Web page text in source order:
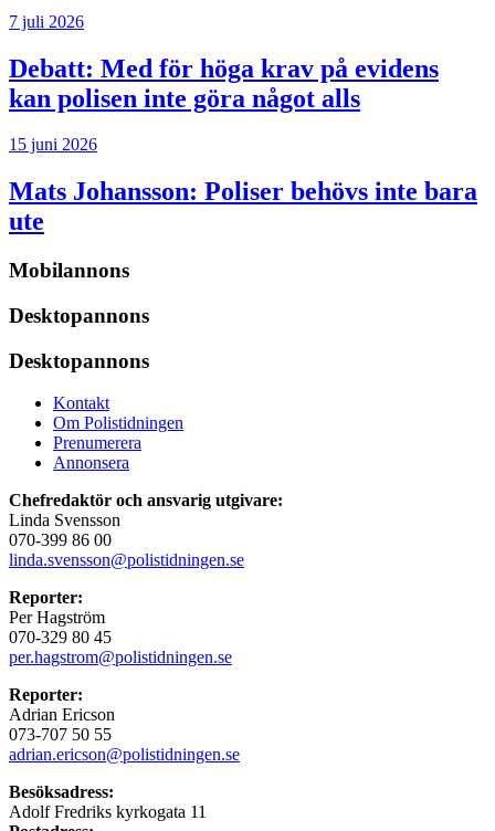
7 juli 2026
Debatt: Med för höga krav på evidens
kan polisen inte göra något alls
15 juni 2026
Mats Johansson: Poliser behövs inte bara
ute
Mobilannons
Desktopannons
Desktopannons
Kontakt
Om Polistidningen
Prenumerera
Annonsera
Chefredaktör och ansvarig utgivare:
Linda Svensson
070-399 86 00
linda.svensson@polistidningen.se
Reporter:
Per Hagström
070-329 80 45
per.hagstrom@polistidningen.se
Reporter:
Adrian Ericson
073-707 50 55
adrian.ericson@polistidningen.se
Besöksadress:
Adolf Fredriks kyrkogata 11